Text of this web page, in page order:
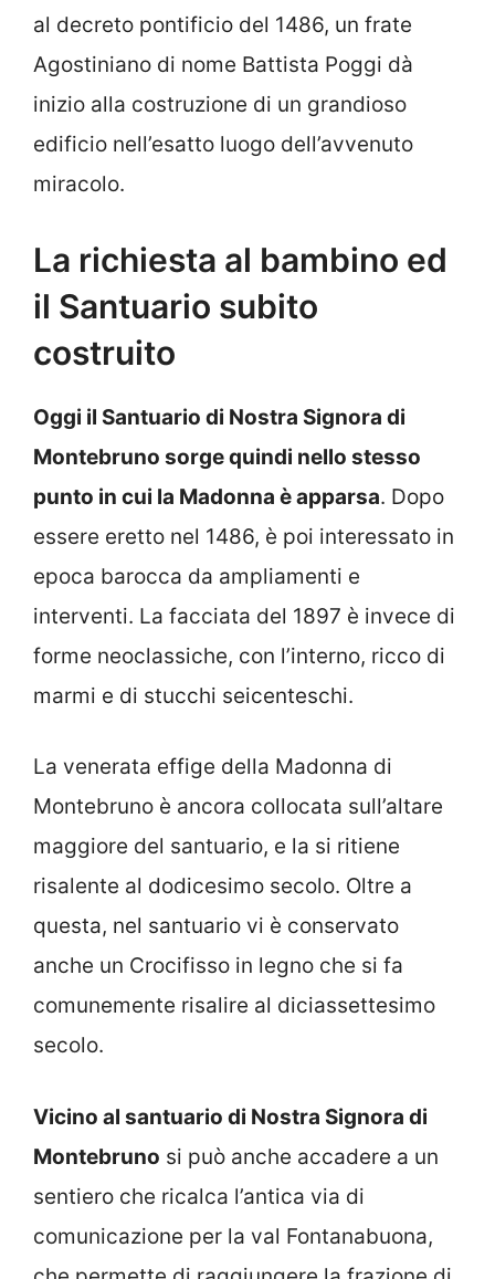
al decreto pontificio del 1486, un frate
Agostiniano di nome Battista Poggi dà
inizio alla costruzione di un grandioso
edificio nell’esatto luogo dell’avvenuto
miracolo.
La richiesta al bambino ed
il Santuario subito
costruito
Oggi il Santuario di Nostra Signora di
Montebruno sorge quindi nello stesso
punto in cui la Madonna è apparsa. Dopo
essere eretto nel 1486, è poi interessato in
epoca barocca da ampliamenti e
interventi. La facciata del 1897 è invece di
forme neoclassiche, con l’interno, ricco di
marmi e di stucchi seicenteschi.
La venerata effige della Madonna di
Montebruno è ancora collocata sull’altare
maggiore del santuario, e la si ritiene
risalente al dodicesimo secolo. Oltre a
questa, nel santuario vi è conservato
anche un Crocifisso in legno che si fa
comunemente risalire al diciassettesimo
secolo.
Vicino al santuario di Nostra Signora di
Montebruno si può anche accadere a un
sentiero che ricalca l’antica via di
comunicazione per la val Fontanabuona,